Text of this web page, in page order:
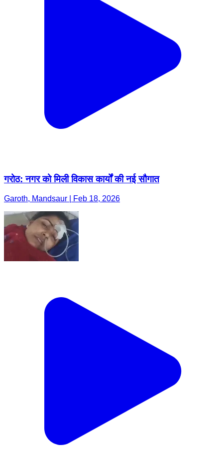
गरोठ: नगर को मिली विकास कार्यों की नई सौगात
Garoth, Mandsaur | Feb 18, 2026